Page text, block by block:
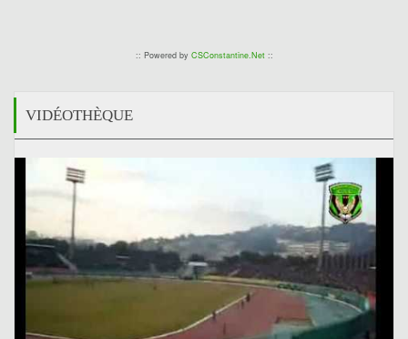
:: Powered by CSConstantine.Net::
VIDÉOTHÈQUE